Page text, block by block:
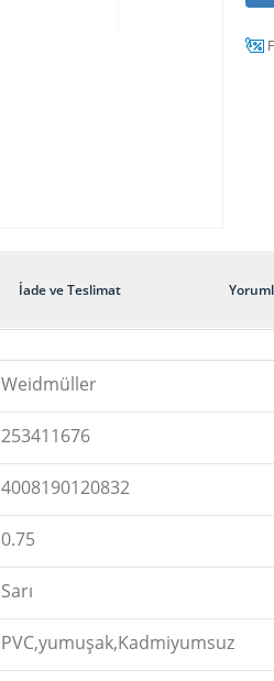
İade ve Teslimat
Weidmüller
253411676
4008190120832
0.75
Sarı
PVC,yumuşak,Kadmiyumsuz